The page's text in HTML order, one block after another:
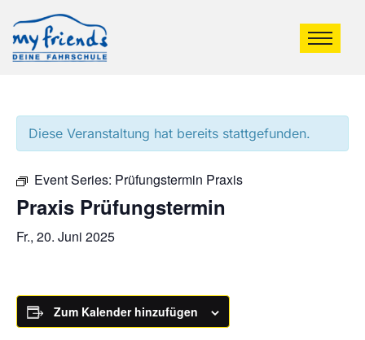
Diese Veranstaltung hat bereits stattgefunden.
Event Series: Prüfungstermin Praxis
Praxis Prüfungstermin
Fr., 20. Juni 2025
Zum Kalender hinzufügen